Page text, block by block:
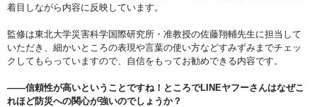
着目しながら内容に反映しています。
監修は東北大学災害科学国際研究所・准教授の佐藤翔輔先生に担当して
いただき、細かいところの表現や言葉の使い方などすみずみまでチェッ
クしてもらっていますので、自信をもってお勧めできる内容です。
――信頼性が高いということですね！ところでLINEヤフーさんはなぜこ
れほど防災への関心が強いのでしょうか？